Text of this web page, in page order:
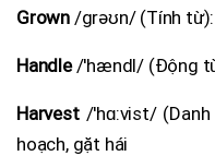
Grown /grəʊn/ (Tính
Handle/'hændl/ (Động
Harvest/'hɑ:vist/ (Danh
hoạch, gặt hái